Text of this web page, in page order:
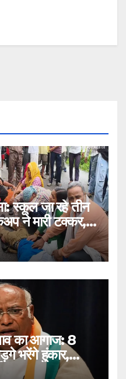
स्कूल जा रहे तीन
ने मारी टक्कर,
का आगाज: 8
भरेंगे हुंकार,